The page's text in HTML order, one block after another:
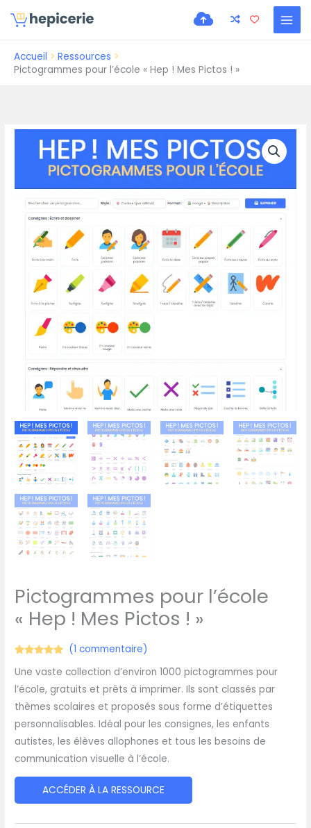
Accueil
Ressources
Pictogrammes pour l’école « Hep ! Mes Pictos ! »
Pictogrammes pour l’école
« Hep ! Mes Pictos ! »
sur 5
notation
(1 commentaire)
Une vaste collection d’environ 1000 pictogrammes pour
l’école, gratuits et prêts à imprimer. Ils sont classés par
thèmes scolaires et proposés sous forme d’étiquettes
personnalisables. Idéal pour les consignes, les enfants
autistes, les élèves allophones et tous les besoins de
communication visuelle à l’école.
ACCÉDER À LA RESSOURCE